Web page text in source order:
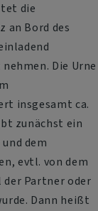
die
an Bord des
Die Urne
insgesamt ca.
zunächst ein
dem
evtl. von dem
der Partner oder
Dann heißt